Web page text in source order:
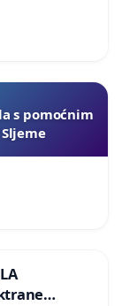
s pomoćnim